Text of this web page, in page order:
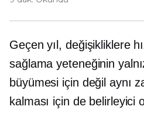
Geçen yıl, değişikliklere
sağlama yeteneğinin
büyümesi için değil aynı
kalması için de belirleyici